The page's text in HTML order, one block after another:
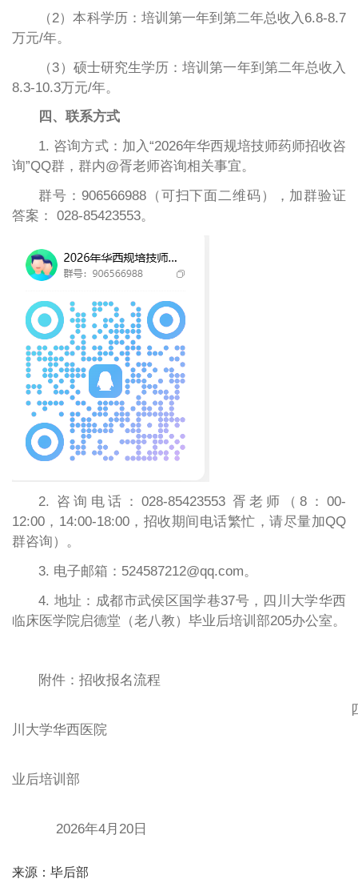
（ 2）本科学历：培训第一年到第二年总收入6.8-8.7
万元/年。
（ 3）硕士研究生学历：培训第一年到第二年总收入
8.3-10.3万元/年。
四、联系方式
1. 咨询方式：加入“2026年华西规培技师药师招收咨
询”QQ群，群内@胥老师咨询相关事宜。
群号：906566988（可扫下面二维码），加群验证
答案：
028-85423553。
2. 咨询电话：028-85423553 胥老师 （ 8：00-
12:00，14:00-18:00，招收期间电话繁忙，请尽量加QQ
群咨询）。
3. 电子邮箱： 524587212@qq.com。
4. 地址：成都市武侯区国学巷37号，四川大学华西
临床医学院启德堂（老八教）毕业后培训部205办公室。
附件：招收报名流程
川大学华西医院
业后培训部
2026年4月20日
来源：毕后部